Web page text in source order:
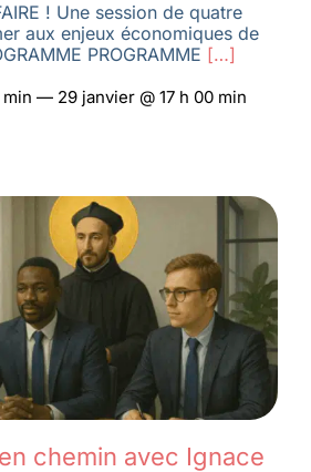
! Une session de quatre
aux enjeux économiques de
PROGRAMME […]
— 29 janvier @ 17 h 00 min
chemin avec Ignace